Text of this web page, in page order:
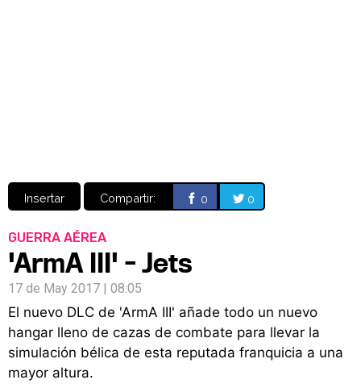
Insertar Compartir: 0 0
GUERRA AÉREA
'ArmA III' - Jets
17 de May 2017 | 08:05
El nuevo DLC de 'ArmA III' añade todo un nuevo
hangar lleno de cazas de combate para llevar la
simulación bélica de esta reputada franquicia a una
mayor altura.